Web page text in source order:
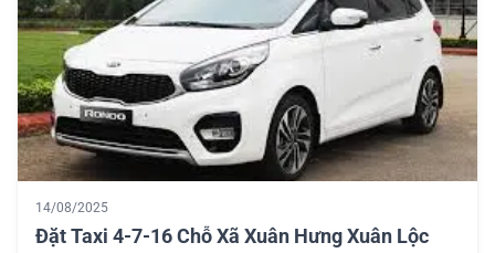
14/08/2025
Đặt Taxi 4-7-16 Chỗ Xã Xuân Hưng Xuân Lộc